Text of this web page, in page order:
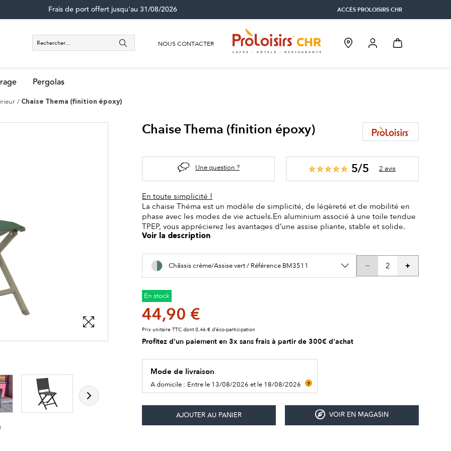
ACCÈS PROLOISIRS CHR
Frais de port offert jusqu'au 31/08/2026
NOUS CONTACTER
Pergolas
Chaise Thema (finition époxy)
Chaise Thema (finition époxy)
Une question ? 5/5 2 avis
En toute simplicité !
La chaise Théma est un modèle de simplicité, de légèreté et de mobilité en
phase avec les modes de vie actuels.En aluminium associé à une toile tendue
TPEP, vous apprécierez les avantages d’une assise pliante, stable et solide.
Voir la description
Châssis crème/Assise vert / Référence BM3511
En stock
44,90 €
Prix unitaire TTC dont 0,46 € d’éco-participation
Profitez d'un paiement en 3x sans frais à partir de 300€ d'achat
Mode de livraison
A domicile : Entre le 13/08/2026 et le 18/08/2026 ?
VOIR EN MAGASIN